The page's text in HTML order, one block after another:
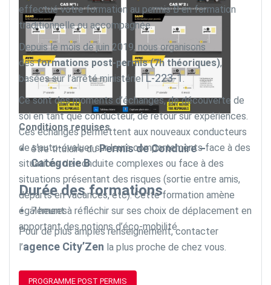
effectué votre formation au permis B en formation
traditionnelle ou accompagnée.
Depuis le mois de juin 2019, nous organisons
desformations post-permis (7h théoriques),
basées sur l’arrêté ministérielL-223-1.
Ce sont des moments d’échanges, de découverte de
soi en tant que conducteur, de retour sur expériences.
Ces échanges permettent aux nouveaux conducteurs
de s’auto-évaluer sur leurs comportements face à des
situations de conduite complexes ou face à des
situations présentant des risques (sortie entre amis,
départs en vacances, etc). Cette formation amène
également à réfléchir sur ses choix de déplacement en
apportant des notions d’éco-mobilité.
Conditions requises
être titulaire duPermis de Conduire –
Catégorie B.
Durée des formations
7 heures
Pour de plus amples renseignement, contacter
l’agence City’Zen la plus proche de chez vous.
PROGRAMME POST PERMIS